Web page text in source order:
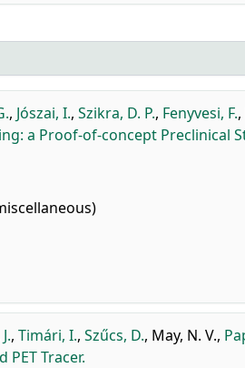
, Jószai, I., Szikra, D. P., Fenyvesi, F.,
a Proof-of-concept Preclinical
, Timári, I., Szűcs, D., May, N. V.,
Tracer.